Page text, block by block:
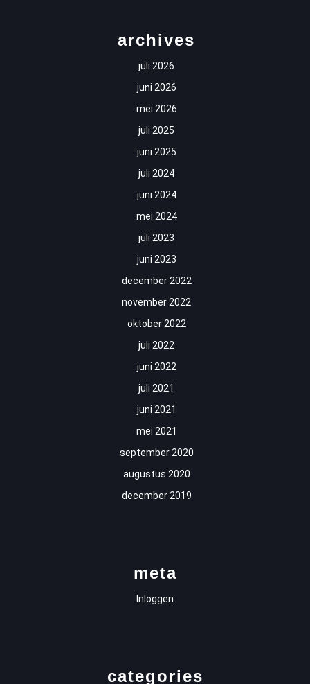
archives
juli 2026
juni 2026
mei 2026
juli 2025
juni 2025
juli 2024
juni 2024
mei 2024
juli 2023
juni 2023
december 2022
november 2022
oktober 2022
juli 2022
juni 2022
juli 2021
juni 2021
mei 2021
september 2020
augustus 2020
december 2019
meta
Inloggen
categories